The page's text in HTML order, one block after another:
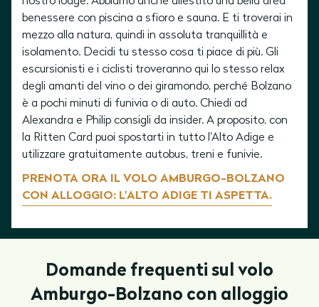
benessere con piscina a sfioro e sauna. E ti troverai in
mezzo alla natura, quindi in assoluta tranquillità e
isolamento. Decidi tu stesso cosa ti piace di più. Gli
escursionisti e i ciclisti troveranno qui lo stesso relax
degli amanti del vino o dei giramondo, perché Bolzano
è a pochi minuti di funivia o di auto. Chiedi ad
Alexandra e Philip consigli da insider. A proposito, con
la Ritten Card puoi spostarti in tutto l'Alto Adige e
utilizzare gratuitamente autobus, treni e funivie.
PRENOTA ORA IL VOLO AMBURGO-BOLZANO
CON ALLOGGIO: L'ALTO ADIGE TI ASPETTA.
Domande frequenti sul volo
Amburgo-Bolzano con alloggio